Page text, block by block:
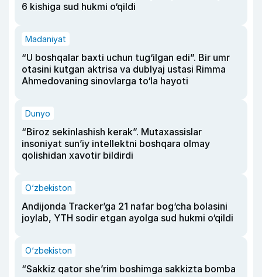
6 kishiga sud hukmi o‘qildi
Madaniyat
“U boshqalar baxti uchun tug‘ilgan edi”. Bir umr
otasini kutgan aktrisa va dublyaj ustasi Rimma
Ahmedovaning sinovlarga to‘la hayoti
Dunyo
“Biroz sekinlashish kerak”. Mutaxassislar
insoniyat sun’iy intellektni boshqara olmay
qolishidan xavotir bildirdi
O‘zbekiston
Andijonda Tracker’ga 21 nafar bog‘cha bolasini
joylab, YTH sodir etgan ayolga sud hukmi o‘qildi
O‘zbekiston
“Sakkiz qator she’rim boshimga sakkizta bomba